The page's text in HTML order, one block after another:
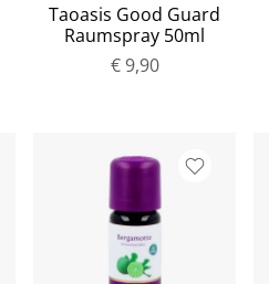
Taoasis Good Guard
Raumspray 50ml
€ 9,90